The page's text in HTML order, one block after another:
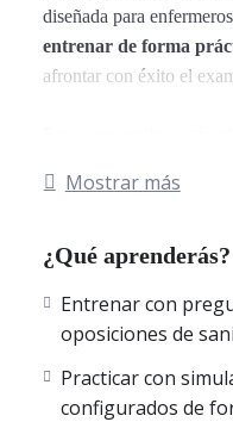
diseñada para
entrenar de forma
afrontar con éxito el
Enfermería
Balears, Canarias,
Galicia, La Rioja,
Murcia, Navarra, País
Todos los exámenes
test, cuidadosamente
Mostrar más
¿Qué aprenderás?
Entrenar con
oposiciones de
Practicar con
configurados de